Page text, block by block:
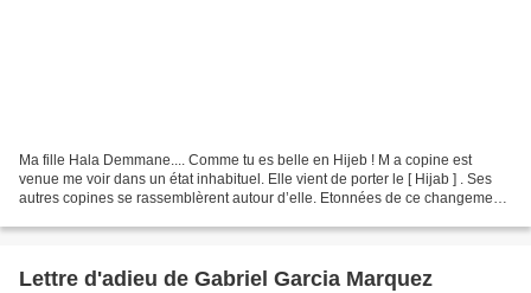
Ma fille Hala Demmane.... Comme tu es belle en Hijeb ! M a copine est
venue me voir dans un état inhabituel. Elle vient de porter le [ Hijab ] . Ses
autres copines se rassemblèrent autour d’elle. Etonnées de ce changement,
Lettre d'adieu de Gabriel Garcia Marquez